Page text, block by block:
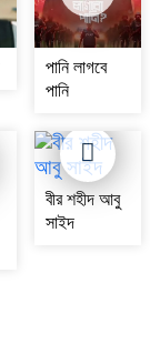
পানি লাগবে
পানি
বীর শহীদ আবু
সাইদ